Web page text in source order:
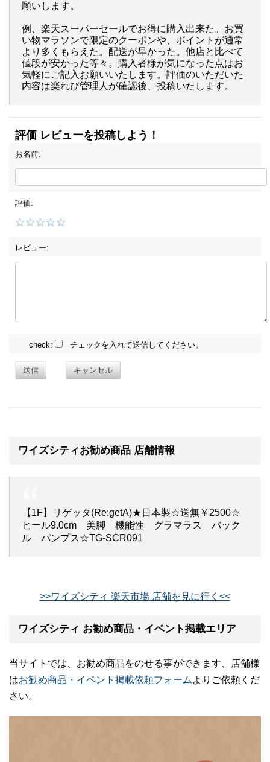
願いします。
例、楽天スーパーセールでお得に購入出来た。お買
い物マラソンで限定のクーポンや、ポイントが通常
より多くもらえた。配送が早かった。他店と比べて
値段が安かった等々。購入者様が気になった点はお
気軽にご記入お願いいたします。評価のいただいた
内容は楽れび管理人が確認後、投稿いたします。
評価 レビューを投稿しよう！
お名前:
評価:
レビュー:
check: チェックを入れて送信してください。
送信 キャンセル
ワイズシティお勧め商品 店舗情報
【1F】リゲッタ(Re:getA)★日本製☆送無￥2500☆
ヒール9.0cm 美脚 機能性 グラマラス バック
ル パンプス☆TG-SCR091
>>ワイズシティ 楽天市場 店舗を見に行く<<
ワイズシティ お勧め商品・イベント掲載エリア
当サイトでは、お勧め商品をのせる事ができます、店舗様
はお勧め商品・イベント掲載依頼フォーム よりご依頼くだ
さい。